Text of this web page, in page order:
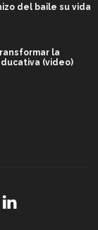
del baile su vida
la
(video)
2026! (video)